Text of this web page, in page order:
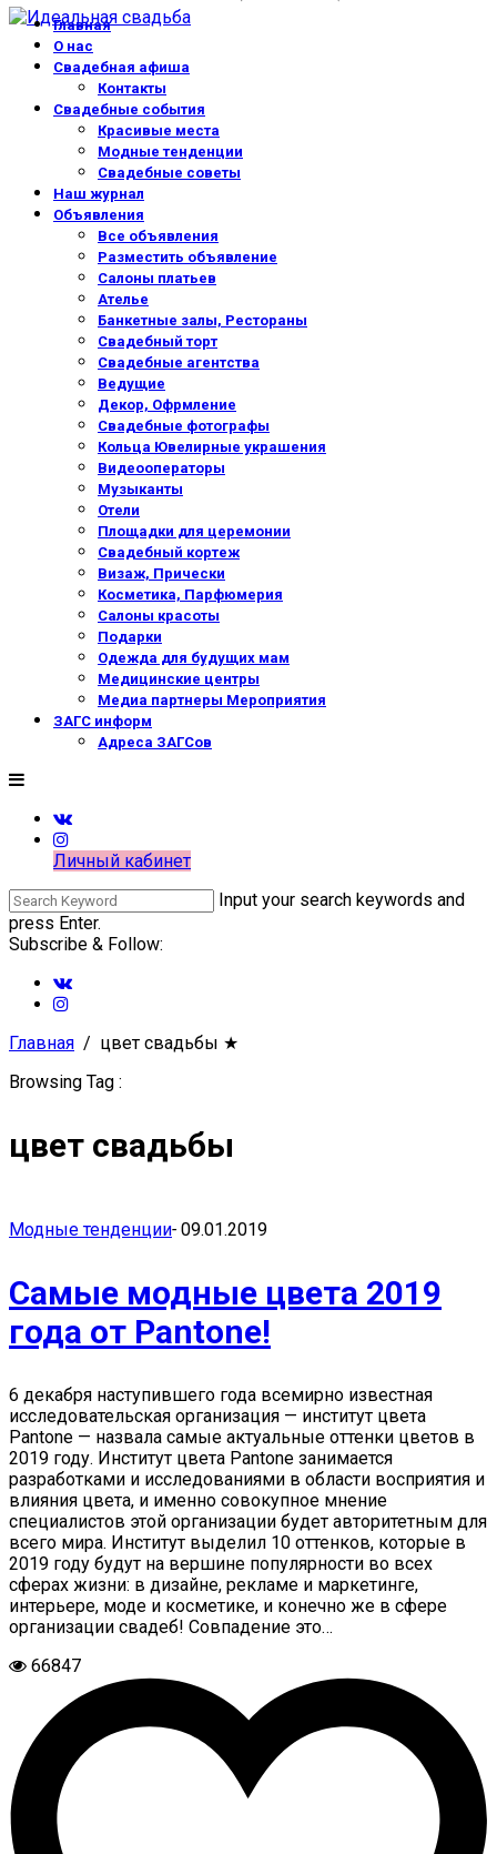
Главная
О нас
Свадебная афиша
Контакты
Свадебные события
Красивые места
Модные тенденции
Свадебные советы
Наш журнал
Объявления
Все объявления
Разместить объявление
Салоны платьев
Ателье
Банкетные залы, Рестораны
Свадебный торт
Свадебные агентства
Ведущие
Декор, Офрмление
Свадебные фотографы
Кольца Ювелирные украшения
Видеооператоры
Музыканты
Отели
Площадки для церемонии
Свадебный кортеж
Визаж, Прически
Косметика, Парфюмерия
Салоны красоты
Подарки
Одежда для будущих мам
Медицинские центры
Медиа партнеры Мероприятия
ЗАГС информ
Адреса ЗАГСов
Личный кабинет
Input your search keywords and
press Enter.
Subscribe & Follow:
Главная цвет свадьбы ★
Browsing Tag :
цвет свадьбы
Модные тенденции- 09.01.2019
Самые модные цвета 2019
года от Pantone!
6 декабря наступившего года всемирно известная
исследовательская организация — институт цвета
Pantone — назвала самые актуальные оттенки цветов в
2019 году. Институт цвета Pantone занимается
разработками и исследованиями в области восприятия и
влияния цвета, и именно совокупное мнение
специалистов этой организации будет авторитетным для
всего мира. Институт выделил 10 оттенков, которые в
2019 году будут на вершине популярности во всех
сферах жизни: в дизайне, рекламе и маркетинге,
интерьере, моде и косметике, и конечно же в сфере
организации свадеб! Совпадение это…
66847